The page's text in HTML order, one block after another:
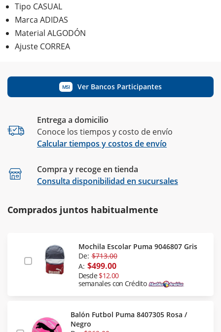
Tipo CASUAL
Marca ADIDAS
Material ALGODÓN
Ajuste CORREA
MSI Ver Bancos Participantes
Entrega a domicilio
Conoce los tiempos y costo de envío
Calcular tiempos y costos de envío
Compra y recoge en tienda
Consulta disponibilidad en sucursales
Comprados juntos habitualmente
Mochila Escolar Puma 9046807 Gris
De: $713.00
A: $499.00
Desde$12.00
semanales con Crédito
Balón Futbol Puma 8407305 Rosa /
Negro